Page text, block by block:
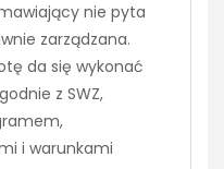
nie pyta
zarządzana.
da się wykonać
z SWZ,
i warunkami